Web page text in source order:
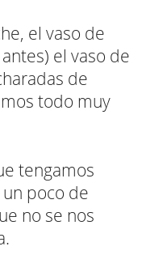
el vaso de
el vaso de
de
todo muy
tengamos
poco de
no se nos